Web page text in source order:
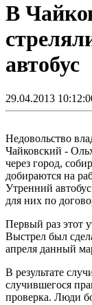
В
автобус
29.04.2013
Недовольство
Чайковский -
через город,
добираются на
Утренний
для них по
Первый раз этот
Выстрел был
апреля данный
В результате
случившегося
проверка. Люди